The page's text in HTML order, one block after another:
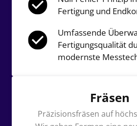
Fertigung und
Umfassende
Fertigungsqualität
modernste
Fräsen
Präzisionsfräsen auf